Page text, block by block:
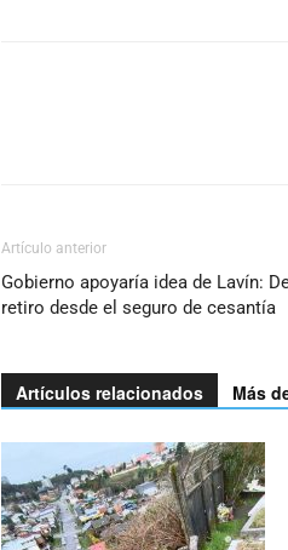
Artículo anterior
Gobierno apoyaría idea de Lavín:
retiro desde el seguro de cesantía
Artículos relacionados Más